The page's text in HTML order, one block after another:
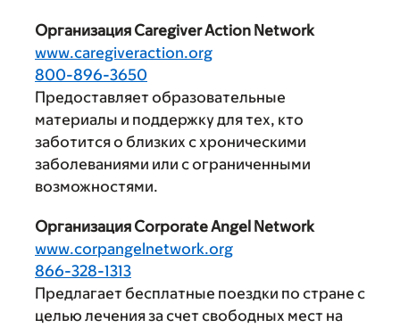
Организация Caregiver Action Network
www.caregiveraction.org
800-896-3650
Предоставляет образовательные
материалы и поддержку для тех, кто
заботится о близких с хроническими
заболеваниями или с ограниченными
возможностями.
Организация Corporate Angel Network
www.corpangelnetwork.org
866-328-1313
Предлагает бесплатные поездки по стране с
целью лечения за счет свободных мест на